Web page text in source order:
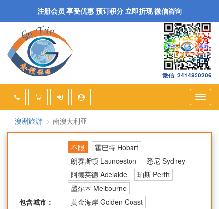
注册会员 享受优惠 预订积分 立即折现 微信咨询
微信: 2414820206
澳洲旅游 南澳大利亚
包含城市：
不限
霍巴特 Hobart
朗赛斯顿 Launceston
悉尼 Sydney
阿德莱德 Adelaide
珀斯 Perth
墨尔本 Melbourne
黄金海岸 Golden Coast